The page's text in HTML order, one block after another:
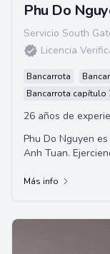
Phu Do
Servicio South
Licencia
Bancarrota
Bancarrota capítulo
26 años de
Phu Do Nguyen
Anh Tuan.
Más info